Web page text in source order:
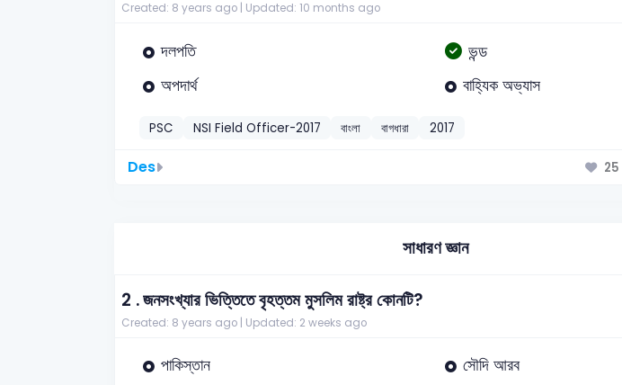
Created: 8 years ago | Updated: 10 months ago
দলপতি ভন্ড
অপদার্থ বাহ্যিক অভ্যাস
PSC NSI Field Officer-2017 বাংলা বাগধারা 2017
Des 25
সাধারণ জ্ঞান
2 .জনসংখ্যার ভিত্তিতে বৃহত্তম মুসলিম রাষ্ট্র কোনটি?
Created: 8 years ago | Updated: 2 weeks ago
পাকিস্তান
সৌদি আরব